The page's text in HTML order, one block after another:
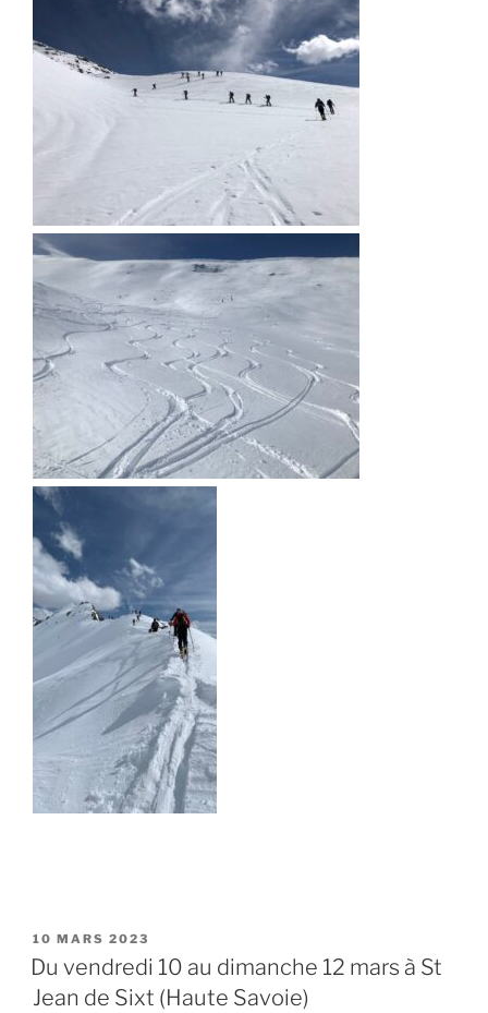
PUBLIÉ
LE
10 MARS 2023
Du vendredi 10 au dimanche 12 mars à St
Jean de Sixt (Haute Savoie)